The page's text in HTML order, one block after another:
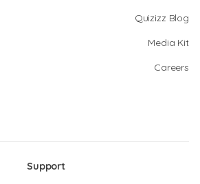
Quizizz Blog
Media Kit
Careers
Support